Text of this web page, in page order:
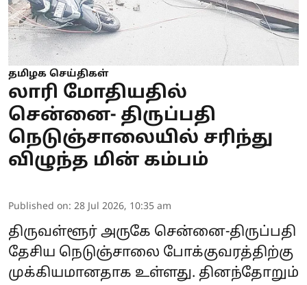
தமிழக செய்திகள்
லாரி மோதியதில்
சென்னை- திருப்பதி
நெடுஞ்சாலையில் சரிந்து
விழுந்த மின் கம்பம்
Published on: 28 Jul 2026, 10:35 am
திருவள்ளூர் அருகே சென்னை-திருப்பதி
தேசிய நெடுஞ்சாலை போக்குவரத்திற்கு
முக்கியமானதாக உள்ளது. தினந்தோறும்